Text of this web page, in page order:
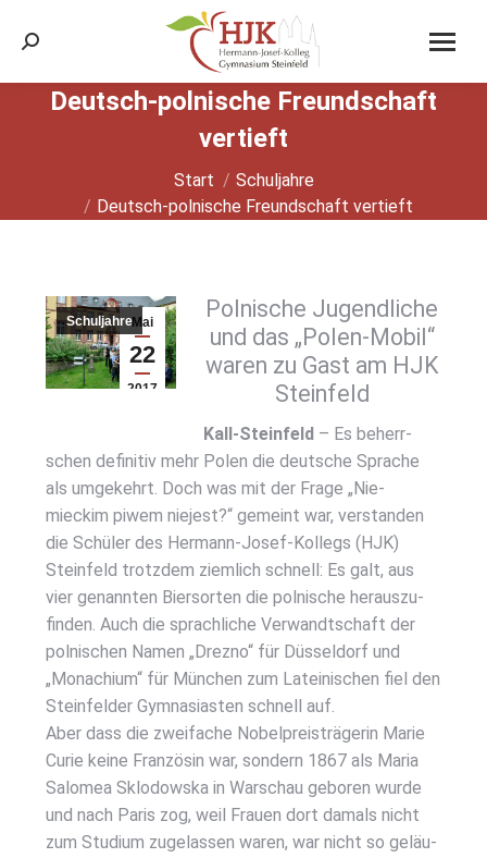
Search:
Deutsch-pol­ni­sche Freund­schaft
ver­tieft
Sie befinden sich hier:
Start
Schuljahre
Deutsch-pol­ni­sche Freund­schaft ver­tieft
Mai
22
2017
Schuljahre
Pol­ni­sche Jugend­li­che
und das „Polen-Mobil“
waren zu Gast am HJK
Stein­feld
Kall-Stein­feld – Es beherr­
schen defi­ni­tiv mehr Polen die deut­sche Spra­che
als umge­kehrt. Doch was mit der Fra­ge „Nie­
mieckim piwem nie­jest?“ gemeint war, ver­stan­den
die Schü­ler des Her­mann-Josef-Kol­legs (HJK)
Stein­feld trotz­dem ziem­lich schnell: Es galt, aus
vier genann­ten Bier­sor­ten die pol­ni­sche her­aus­zu­
fin­den. Auch die sprach­li­che Ver­wandt­schaft der
pol­ni­schen Namen „Drez­no“ für Düs­sel­dorf und
„Monach­i­um“ für Mün­chen zum Latei­ni­schen fiel den
Stein­fel­der Gym­na­si­as­ten schnell auf.
Aber dass die zwei­fa­che Nobel­preis­trä­ge­rin Marie
Curie kei­ne Fran­zö­sin war, son­dern 1867 als Maria
Salo­mea Sklo­dows­ka in War­schau gebo­ren wur­de
und nach Paris zog, weil Frau­en dort damals nicht
zum Stu­di­um zuge­las­sen waren, war nicht so geläu­